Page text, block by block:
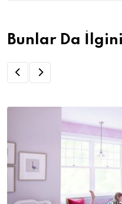
Bunlar Da